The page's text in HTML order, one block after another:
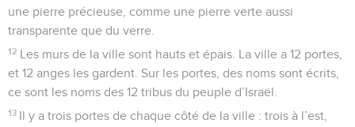
une pierre précieuse, comme une pierre verte aussi
transparente que du verre.
12 Les murs de la ville sont hauts et épais. La ville a 12 portes,
et 12 anges les gardent. Sur les portes, des noms sont écrits,
ce sont les noms des 12 tribus du peuple d’Israël.
13 Il y a trois portes de chaque côté de la ville : trois à l’est,